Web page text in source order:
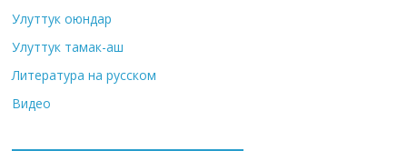
Улуттук оюндар
Улуттук тамак-аш
Литература на русском
Видео